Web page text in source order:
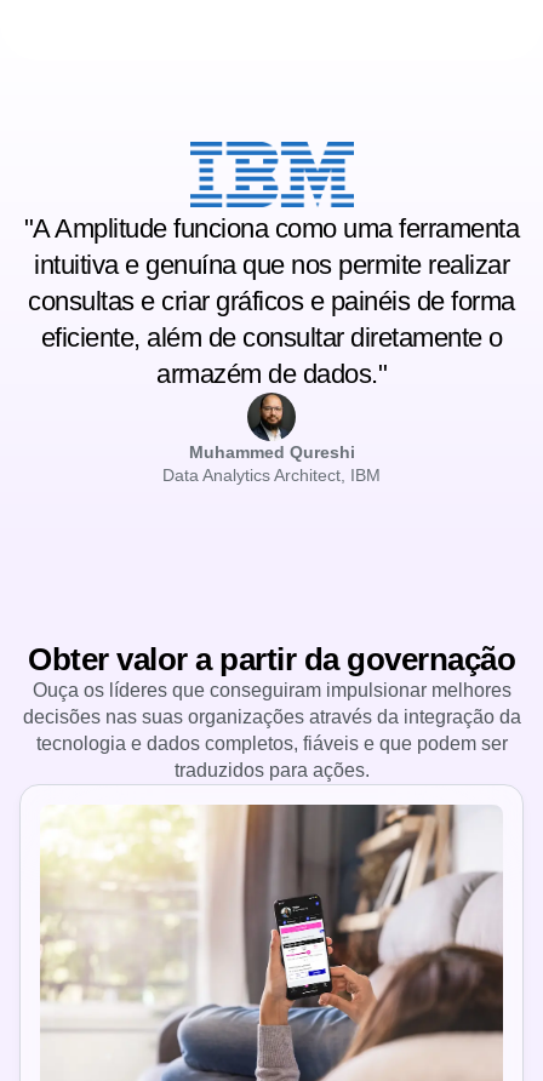
"A Amplitude funciona como uma ferramenta
intuitiva e genuína que nos permite realizar
consultas e criar gráficos e painéis de forma
eficiente, além de consultar diretamente o
armazém de dados."
Muhammed Qureshi
Data Analytics Architect, IBM
Obter valor a partir da governação
Ouça os líderes que conseguiram impulsionar melhores
decisões nas suas organizações através da integração da
tecnologia e dados completos, fiáveis e que podem ser
traduzidos para ações.